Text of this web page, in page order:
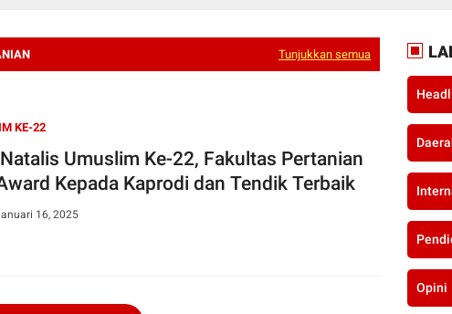
Tunjukkan semua
KE-22
Umuslim Ke-22, Fakultas Pertanian
Kepada Kaprodi dan Tendik Terbaik
16, 2025
Opini